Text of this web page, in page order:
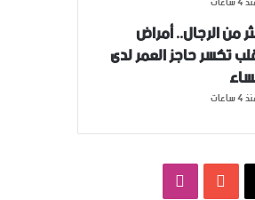
من الرجال.. أمراض
تكسر حاجز العمر لدى
ساعات
‫YouTubeانستقرام